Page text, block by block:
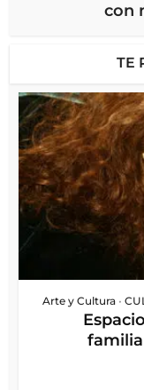
con
TE
Arte y Cultura •